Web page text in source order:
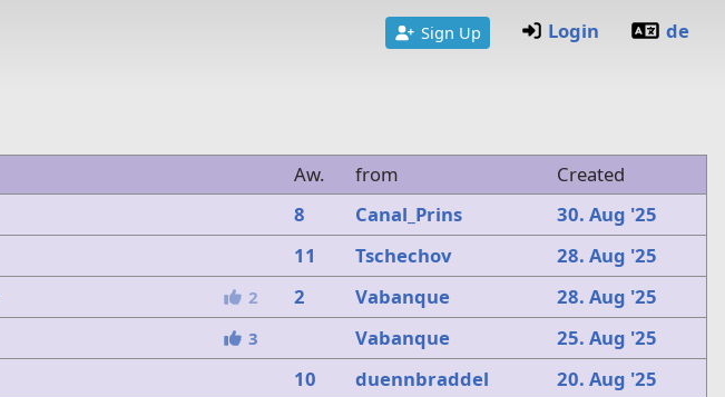
Sign Up Login de
Aw. from
Created
8 Canal_Prins
30. Aug '25
11 Tschechov
28. Aug '25
2 2 Vabanque
28. Aug '25
3 Vabanque
25. Aug '25
10 duennbraddel
20. Aug '25